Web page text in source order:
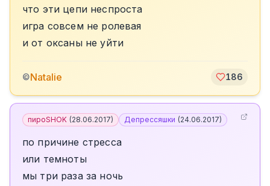
что эти цепи неспроста
игра совсем не ролевая
и от оксаны не уйти
©Natalie 186
пироSHOK (28.06.2017) Депрессяшки (24.06.2017)
по причине стресса
или темноты
мы три раза за ночь